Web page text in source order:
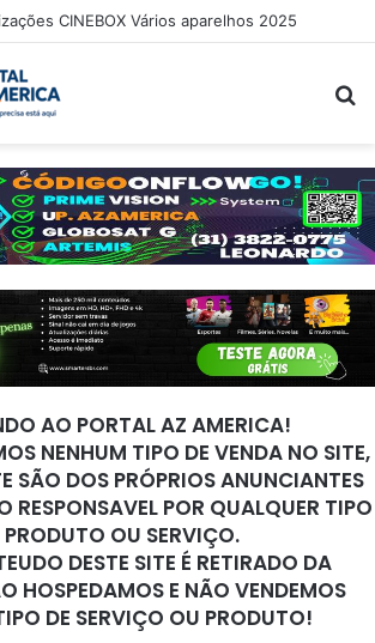
CINEBOX Vários aparelhos 2025
AO PORTAL AZ AMERICA!
NENHUM TIPO DE VENDA NO SITE,
SÃO DOS PRÓPRIOS ANUNCIANTES
RESPONSAVEL POR QUALQUER TIPO
PRODUTO OU SERVIÇO.
DESTE SITE É RETIRADO DA
HOSPEDAMOS E NÃO VENDEMOS
DE SERVIÇO OU PRODUTO!